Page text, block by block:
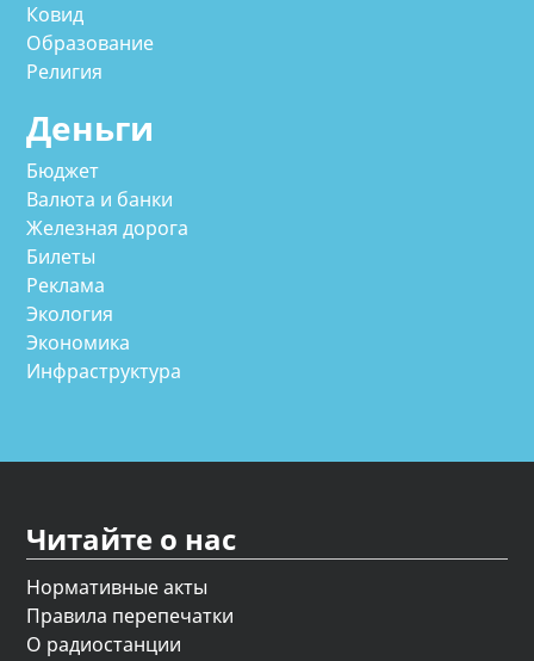
Ковид
Образование
Религия
Деньги
Бюджет
Валюта и банки
Железная дорога
Билеты
Реклама
Экология
Экономика
Инфраструктура
Читайте о нас
Нормативные акты
Правила перепечатки
О радиостанции